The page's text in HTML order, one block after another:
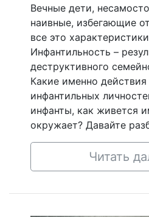
Вечные дети,
наивные, избегающие
все это
Инфантильность –
деструктивного
Какие именно
инфантильных
инфанты, как живется
окружает? Давайте
Читать